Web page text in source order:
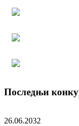
Последњи
26.06.2032